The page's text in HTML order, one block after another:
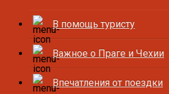
В помощь туристу
Важное о Праге и Чехии
Впечатления от поездки